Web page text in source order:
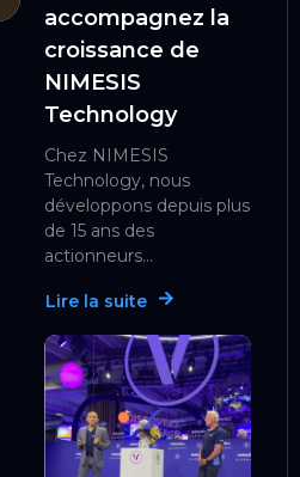
accompagnez la
croissance de
NIMESIS
Technology
Chez NIMESIS
Technology, nous
développons depuis plus
de 15 ans des
actionneurs...
Lire la suite